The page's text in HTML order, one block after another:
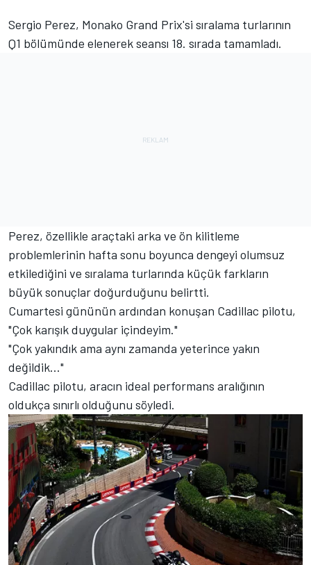
Sergio Perez, Monako Grand Prix'si sıralama turlarının
Q1 bölümünde elenerek seansı 18. sırada tamamladı.
Perez, özellikle araçtaki arka ve ön kilitleme
problemlerinin hafta sonu boyunca dengeyi olumsuz
etkilediğini ve sıralama turlarında küçük farkların
büyük sonuçlar doğurduğunu belirtti.
Cumartesi gününün ardından konuşan Cadillac pilotu,
"Çok karışık duygular içindeyim."
"Çok yakındık ama aynı zamanda yeterince yakın
değildik..."
Cadillac pilotu, aracın ideal performans aralığının
oldukça sınırlı olduğunu söyledi.